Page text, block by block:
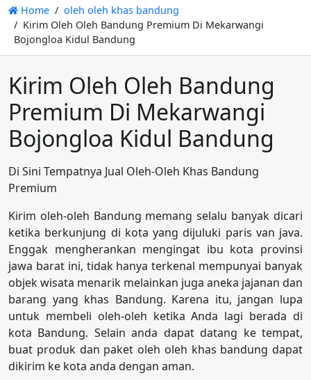
Home
oleh oleh khas bandung
Kirim Oleh Oleh Bandung Premium Di Mekarwangi
Bojongloa Kidul Bandung
Kirim Oleh Oleh Bandung
Premium Di Mekarwangi
Bojongloa Kidul Bandung
Di Sini Tempatnya Jual Oleh-Oleh Khas Bandung
Premium
Kirim oleh-oleh Bandung memang selalu banyak dicari
ketika berkunjung di kota yang dijuluki paris van java.
Enggak mengherankan mengingat ibu kota provinsi
jawa barat ini, tidak hanya terkenal mempunyai banyak
objek wisata menarik melainkan juga aneka jajanan dan
barang yang khas Bandung. Karena itu, jangan lupa
untuk membeli oleh-oleh ketika Anda lagi berada di
kota Bandung. Selain anda dapat datang ke tempat,
buat produk dan paket oleh oleh khas bandung dapat
dikirim ke kota anda dengan aman.